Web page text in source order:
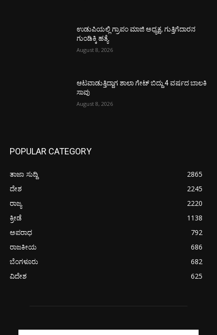
ಉಡುಪಿಯಲ್ಲಿ ಗ್ರಾಪಂ ಮಾಜಿ ಅಧ್ಯಕ್ಷ, ಗುತ್ತಿಗೆದಾರನ
ಗುಂಡಿಕ್ಕಿ ಹತ್ಯೆ
August 8, 2026
ಆಟವಾಡುತ್ತಿದ್ದಾಗ ಶಾಲಾ ಗೇಟ್‌ ಬಿದ್ದು 4 ವರ್ಷದ ಬಾಲಕಿ
ಸಾವು
August 8, 2026
POPULAR CATEGORY
ತಾಜಾ ಸುದ್ದಿ
2865
ದೇಶ
2245
ರಾಜ್ಯ
2220
ಕ್ರೀಡೆ
1138
ಅಪರಾಧ
792
ರಾಜಕೀಯ
686
ಬೆಂಗಳೂರು
682
ವಿದೇಶ
625